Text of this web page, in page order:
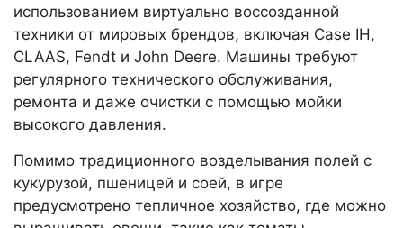
использованием виртуально воссозданной
техники от мировых брендов, включая Case IH,
CLAAS, Fendt и John Deere. Машины требуют
регулярного технического обслуживания,
ремонта и даже очистки с помощью мойки
высокого давления.
Помимо традиционного возделывания полей с
кукурузой, пшеницей и соей, в игре
предусмотрено тепличное хозяйство, где можно